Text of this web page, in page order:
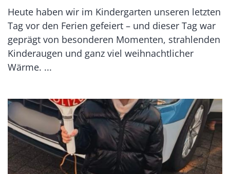
Heute haben wir im Kindergarten unseren letzten
Tag vor den Ferien gefeiert – und dieser Tag war
geprägt von besonderen Momenten, strahlenden
Kinderaugen und ganz viel weihnachtlicher
Wärme. ...